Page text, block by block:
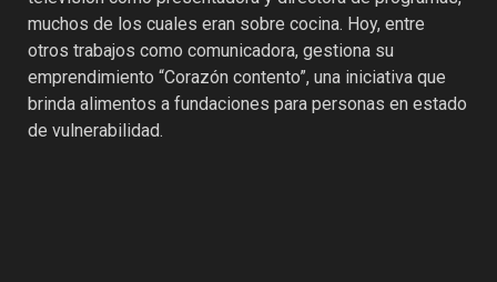
muchos de los cuales eran sobre cocina. Hoy, entre
otros trabajos como comunicadora, gestiona su
emprendimiento “Corazón contento”, una iniciativa que
brinda alimentos a fundaciones para personas en estado
de vulnerabilidad.